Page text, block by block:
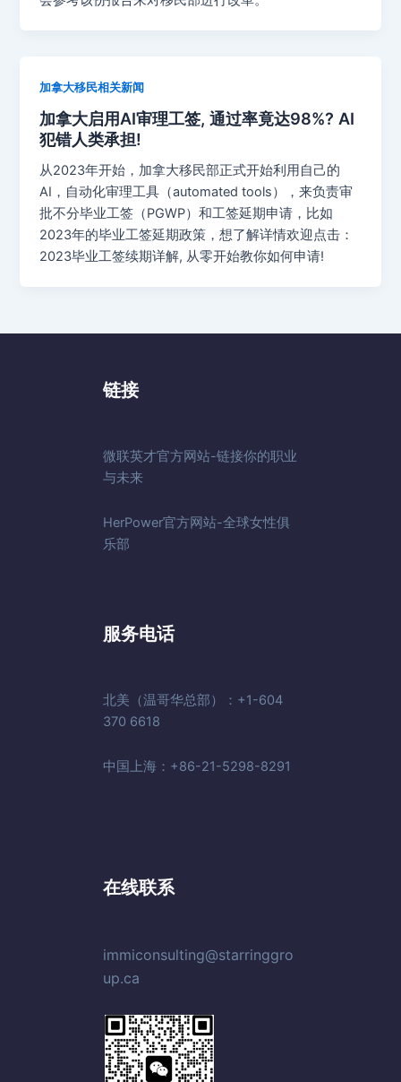
加拿大移民相关新闻
加拿大启用AI审理工签, 通过率竟达98%? AI
犯错人类承担!
从2023年开始，加拿大移民部正式开始利用自己的
AI，自动化审理工具（automated tools），来负责审
批不分毕业工签（PGWP）和工签延期申请，比如
2023年的毕业工签延期政策，想了解详情欢迎点击：
2023毕业工签续期详解, 从零开始教你如何申请!
链接
微联英才官方网站-链接你的职业
与未来
HerPower官方网站-全球女性俱
乐部
服务电话
北美（温哥华总部）：+1-604
370 6618
中国上海：+86-21-5298-8291
在线联系
immiconsulting@starringgro
up.ca